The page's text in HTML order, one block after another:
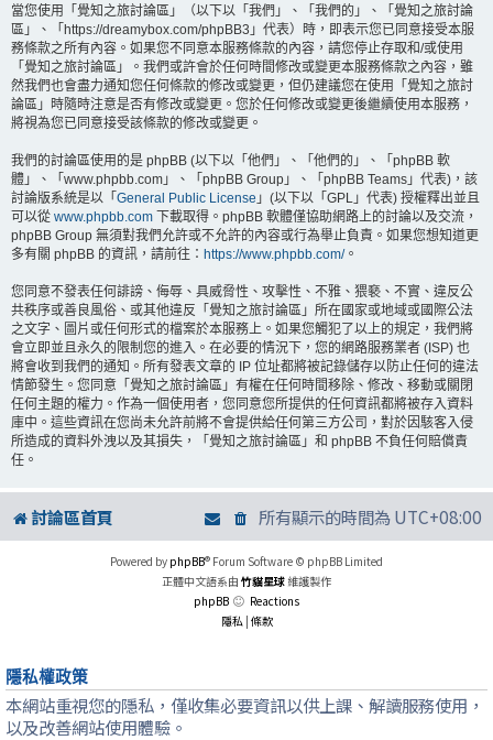
當您使用「覺知之旅討論區」（以下以「我們」、「我們的」、「覺知之旅討論
區」、「https://dreamybox.com/phpBB3」代表）時，即表示您已同意接受本服
務條款之所有內容。如果您不同意本服務條款的內容，請您停止存取和/或使用
「覺知之旅討論區」。我們或許會於任何時間修改或變更本服務條款之內容，雖
然我們也會盡力通知您任何條款的修改或變更，但仍建議您在使用「覺知之旅討
論區」時隨時注意是否有修改或變更。您於任何修改或變更後繼續使用本服務，
將視為您已同意接受該條款的修改或變更。
我們的討論區使用的是 phpBB (以下以「他們」、「他們的」、「phpBB 軟
體」、「www.phpbb.com」、「phpBB Group」、「phpBB Teams」代表)，該
討論版系統是以「 General Public License 」(以下以「GPL」代表) 授權釋出並且
可以從 www.phpbb.com 下載取得。phpBB 軟體僅協助網路上的討論以及交流，
phpBB Group 無須對我們允許或不允許的內容或行為舉止負責。如果您想知道更
多有關 phpBB 的資訊，請前往： https://www.phpbb.com/。
您同意不發表任何誹謗、侮辱、具威脅性、攻擊性、不雅、猥褻、不實、違反公
共秩序或善良風俗、或其他違反「覺知之旅討論區」所在國家或地域或國際公法
之文字、圖片或任何形式的檔案於本服務上。如果您觸犯了以上的規定，我們將
會立即並且永久的限制您的進入。在必要的情況下，您的網路服務業者 (ISP) 也
將會收到我們的通知。所有發表文章的 IP 位址都將被記錄儲存以防止任何的違法
情節發生。您同意「覺知之旅討論區」有權在任何時間移除、修改、移動或關閉
任何主題的權力。作為一個使用者，您同意您所提供的任何資訊都將被存入資料
庫中。這些資訊在您尚未允許前將不會提供給任何第三方公司，對於因駭客入侵
所造成的資料外洩以及其損失，「覺知之旅討論區」和 phpBB 不負任何賠償責
任。
討論區首頁 所有顯示的時間為UTC+08:00
Powered by phpBB® Forum Software © phpBB Limited
正體中文語系由 竹貓星球 維護製作
phpBB
Reactions
隱私 | 條款
隱私權政策
本網站重視您的隱私，僅收集必要資訊以供上課、解讀服務使用，
以及改善網站使用體驗。